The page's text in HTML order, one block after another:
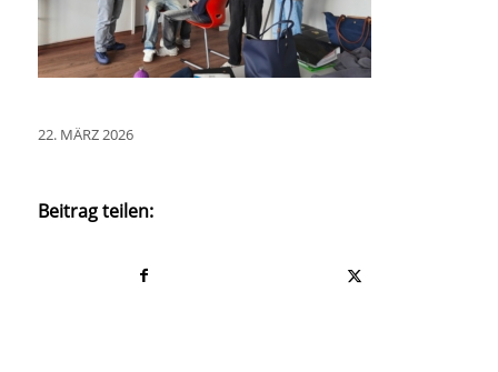
22. MÄRZ 2026
Beitrag teilen: